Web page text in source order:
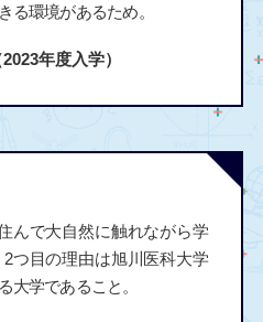
る環境があるため。
年度入学）
んで大自然に触れながら学
つ目の理由は旭川医科大学
大学であること。